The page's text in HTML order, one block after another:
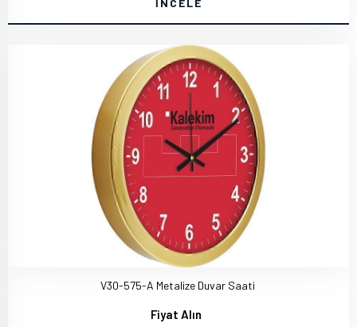
İNCELE
V30-575-A Metalize Duvar Saati
Fiyat Alın